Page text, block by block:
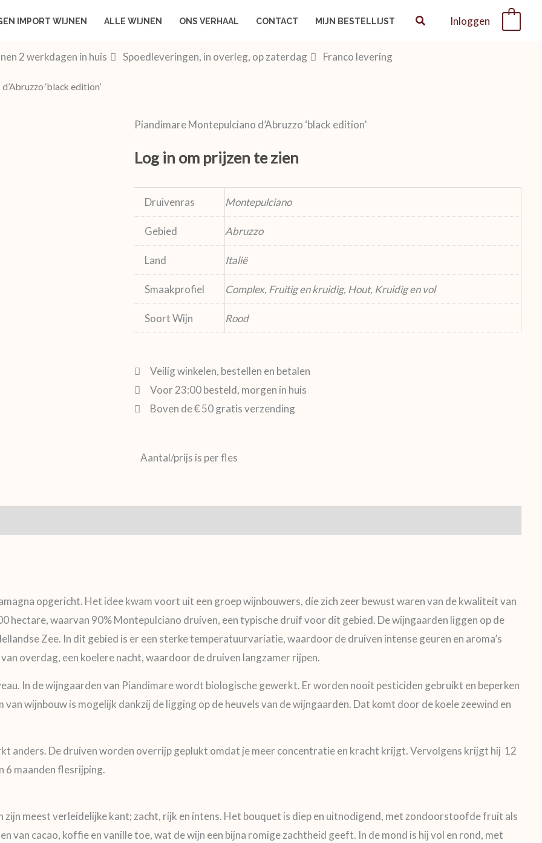
IMPORT WIJNEN ALLE WIJNEN ONS VERHAAL CONTACT MIJN BESTELLIJST Inloggen
2 werkdagen in huis Spoedleveringen, in overleg, op zaterdag Franco levering
‘black edition’
Piandimare Montepulciano d’Abruzzo ‘black edition’
Log in om prijzen te zien
Druivenras Montepulciano
Gebied Abruzzo
Land Italië
Smaakprofiel Complex, Fruitig en kruidig, Hout, Kruidig en vol
Soort Wijn Rood
Veilig winkelen, bestellen en betalen
Voor 23:00 besteld, morgen in huis
Boven de € 50 gratis verzending
Aantal/prijs is per fles
opgericht. Het idee kwam voort uit een groep wijnbouwers, die zich zeer bewust waren van de kwaliteit van
hectare, waarvan 90% Montepulciano druiven, een typische druif voor dit gebied. De wijngaarden liggen op de
Zee. In dit gebied is er een sterke temperatuurvariatie, waardoor de druiven intense geuren en aroma’s
overdag, een koelere nacht, waardoor de druiven langzamer rijpen.
In de wijngaarden van Piandimare wordt biologische gewerkt. Er worden nooit pesticiden gebruikt en beperken
wijnbouw is mogelijk dankzij de ligging op de heuvels van de wijngaarden. Dat komt door de koele zeewind en
anders. De druiven worden overrijp geplukt omdat je meer concentratie en kracht krijgt. Vervolgens krijgt hij 12
6 maanden flesrijping.
zijn meest verleidelijke kant; zacht, rijk en intens. Het bouquet is diep en uitnodigend, met zondoorstoofde fruit als
van cacao, koffie en vanille toe, wat de wijn een bijna romige zachtheid geeft. In de mond is hij vol en rond, met